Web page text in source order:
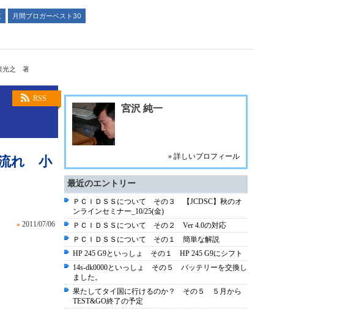
月間ブロガーベスト30
光之 著
RSS
れ 小
» 2011/07/06
宮沢 純一
» 詳しいプロフィール
最近のエントリー
ＰＣＩＤＳＳについて その３ 【JCDSC】秋のオ
ンラインセミナー_10/25(金)
ＰＣＩＤＳＳについて その２ Ver 4.0の対応
ＰＣＩＤＳＳについて その１ 簡単な解説
HP 245 G9といっしょ その１ HP 245 G9にシフト
14s-dk0000といっしょ その５ バッテリーを交換し
ました。
果たしてタイ国に行けるのか？ その５ ５月から
TEST&GO終了の予定